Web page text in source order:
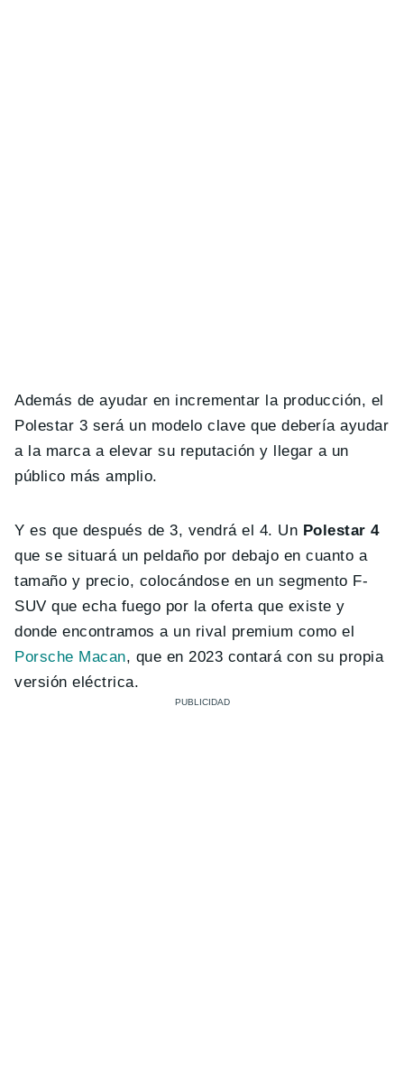
Además de ayudar en incrementar la producción, el
Polestar 3 será un modelo clave que debería ayudar
a la marca a elevar su reputación y llegar a un
público más amplio.
Y es que después de 3, vendrá el 4. Un Polestar 4
que se situará un peldaño por debajo en cuanto a
tamaño y precio, colocándose en un segmento F-
SUV que echa fuego por la oferta que existe y
donde encontramos a un rival premium como el
Porsche Macan, que en 2023 contará con su propia
versión eléctrica.